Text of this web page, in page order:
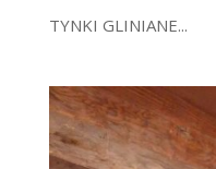
TYNKI GLINIANE...